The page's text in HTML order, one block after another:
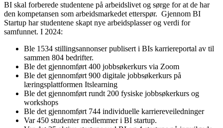
BI skal forberede studentene på arbeidslivet og sørge for at de har
den kompetansen som arbeidsmarkedet etterspør. Gjennom BI
Startup har studentene skapt nye arbeidsplasser og verdi for
samfunnet. I 2024:
Ble 1534 stillingsannonser publisert i BIs karriereportal av til
sammen 804 bedrifter.
Ble det gjennomført 400 jobbsøkerkurs via Zoom
Ble det gjennomført 900 digitale jobbsøkerkurs på
læringsplattformen Itslearning
Ble det gjennomført rundt 200 fysiske jobbsøkerkurs og
workshops
Ble det gjennomført 744 individuelle karriereveiledninger
Var 450 studenter medlemmer i BI startup.